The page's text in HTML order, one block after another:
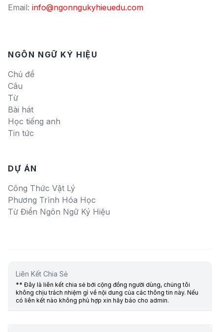
Email: info@ngonngukyhieuedu.com
NGÔN NGỮ KÝ HIỆU
Chủ đề
Câu
Từ
Bài hát
Học tiếng anh
Tin tức
DỰ ÁN
Công Thức Vật Lý
Phương Trình Hóa Học
Từ Điển Ngôn Ngữ Ký Hiệu
Liên Kết Chia Sẻ
** Đây là liên kết chia sẻ bới cộng đồng người dùng, chúng tôi
không chịu trách nhiệm gì về nội dung của các thông tin này. Nếu
có liên kết nào không phù hợp xin hãy báo cho admin.